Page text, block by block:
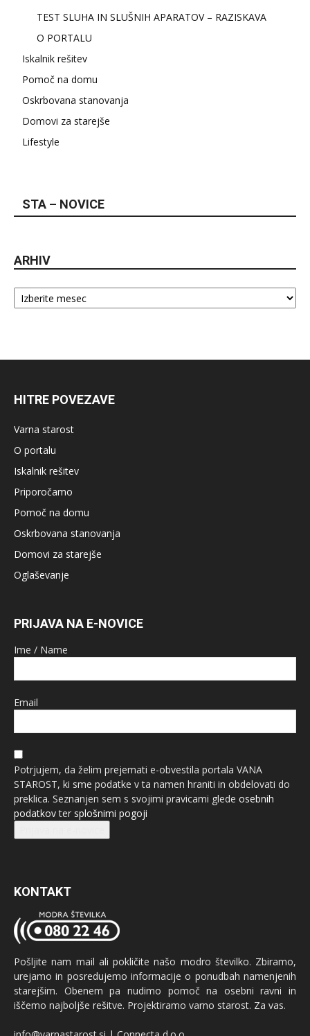
TEST SLUHA IN SLUŠNIH APARATOV – RAZISKAVA
O PORTALU
Iskalnik rešitev
Pomoč na domu
Oskrbovana stanovanja
Domovi za starejše
Lifestyle
STA – NOVICE
ARHIV
Arhiv
HITRE POVEZAVE
Varna starost
O portalu
Iskalnik rešitev
Priporočamo
Pomoč na domu
Oskrbovana stanovanja
Domovi za starejše
Oglaševanje
PRIJAVA NA E-NOVICE
Ime / Name
Email
Potrjujem, da želim prejemati e-obvestila portala VANA
STAROST, ki sme podatke v ta namen hraniti in obdelovati do
preklica. Seznanjen sem s svojimi pravicami glede osebnih
podatkovter splošnimi pogoji
KONTAKT
Pošljite nam mail ali pokličite našo modro številko. Zbiramo,
urejamo in posredujemo informacije o ponudbah namenjenih
starejšim. Obenem pa nudimo pomoč na osebni ravni in
iščemo najboljše rešitve. Projektiramo varno starost. Za vas.